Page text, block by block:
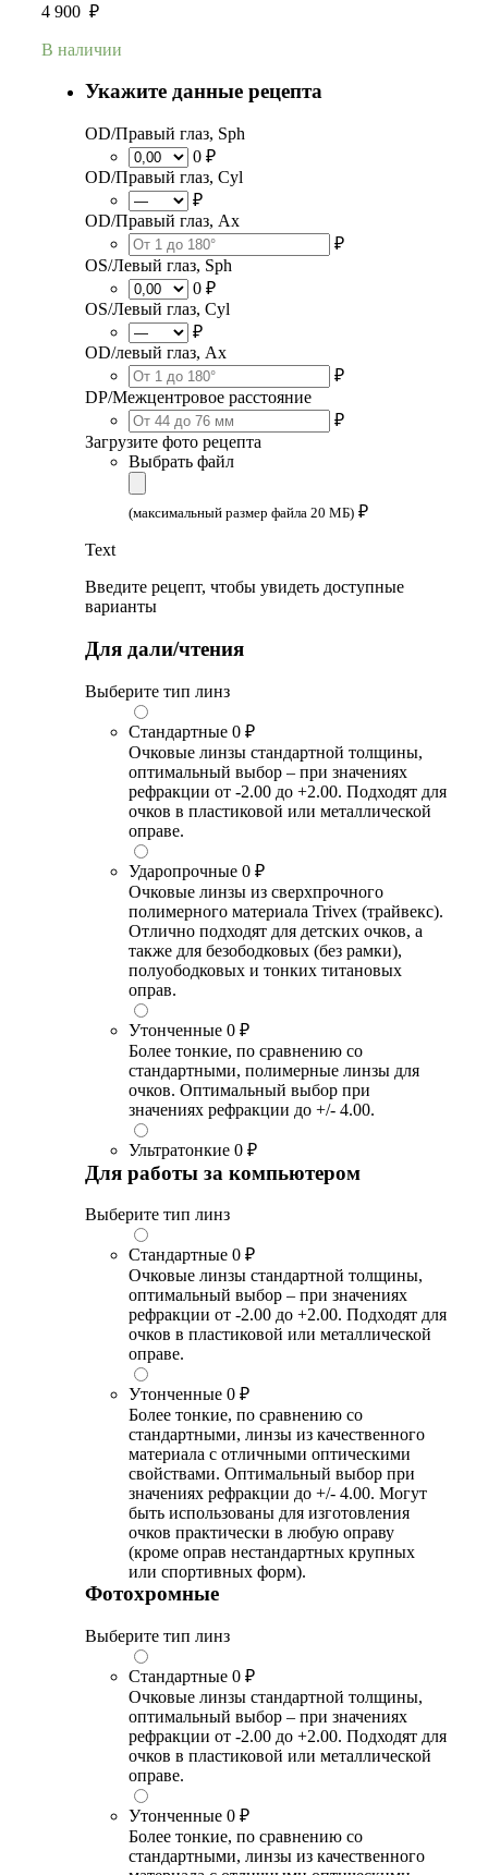
4 900 ₽
В наличии
Укажите данные рецепта
OD/Правый глаз, Sph
0 ₽
OD/Правый глаз, Cyl
₽
OD/Правый глаз, Ax
₽
OS/Левый глаз, Sph
0 ₽
OS/Левый глаз, Cyl
₽
OD/левый глаз, Ax
₽
DP/Межцентровое расстояние
₽
Загрузите фото рецепта
Выбрать файл
(максимальный размер файла 20 МБ) ₽
Text
Введите рецепт, чтобы увидеть доступные
варианты
Для дали/чтения
Выберите тип линз
Стандартные 0 ₽
Очковые линзы стандартной толщины,
оптимальный выбор – при значениях
рефракции от -2.00 до +2.00. Подходят для
очков в пластиковой или металлической
оправе.
Ударопрочные 0 ₽
Очковые линзы из сверхпрочного
полимерного материала Trivex (трайвекс).
Отлично подходят для детских очков, а
также для безободковых (без рамки),
полуободковых и тонких титановых
оправ.
Утонченные 0 ₽
Более тонкие, по сравнению со
стандартными, полимерные линзы для
очков. Оптимальный выбор при
значениях рефракции до +/- 4.00.
Ультратонкие 0 ₽
Для работы за компьютером
Выберите тип линз
Стандартные 0 ₽
Очковые линзы стандартной толщины,
оптимальный выбор – при значениях
рефракции от -2.00 до +2.00. Подходят для
очков в пластиковой или металлической
оправе.
Утонченные 0 ₽
Более тонкие, по сравнению со
стандартными, линзы из качественного
материала с отличными оптическими
свойствами. Оптимальный выбор при
значениях рефракции до +/- 4.00. Могут
быть использованы для изготовления
очков практически в любую оправу
(кроме оправ нестандартных крупных
или спортивных форм).
Фотохромные
Выберите тип линз
Стандартные 0 ₽
Очковые линзы стандартной толщины,
оптимальный выбор – при значениях
рефракции от -2.00 до +2.00. Подходят для
очков в пластиковой или металлической
оправе.
Утонченные 0 ₽
Более тонкие, по сравнению со
стандартными, линзы из качественного